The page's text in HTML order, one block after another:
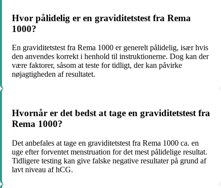
Hvor pålidelig er en graviditetstest fra Rema
1000?
En graviditetstest fra Rema 1000 er generelt pålidelig, især hvis
den anvendes korrekt i henhold til instruktionerne. Dog kan der
være faktorer, såsom at teste for tidligt, der kan påvirke
nøjagtigheden af resultatet.
Hvornår er det bedst at tage en graviditetstest fra
Rema 1000?
Det anbefales at tage en graviditetstest fra Rema 1000 ca. en
uge efter forventet menstruation for det mest pålidelige resultat.
Tidligere testing kan give falske negative resultater på grund af
lavt niveau af hCG.